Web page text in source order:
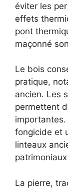
éviter les
effets
pont
maçonné
Le bois
pratique,
ancien. Les
permettent
fongicide et
linteaux
La pierre,